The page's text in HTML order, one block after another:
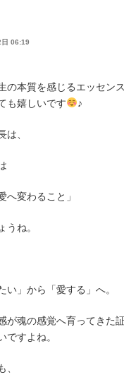
06:19
の本質を感じるエッセン
も嬉しいです
♪
は、
へ変わること」
うね。
い」から「愛する」へ。
が魂の感覚へ育ってきた
ですよね。
、